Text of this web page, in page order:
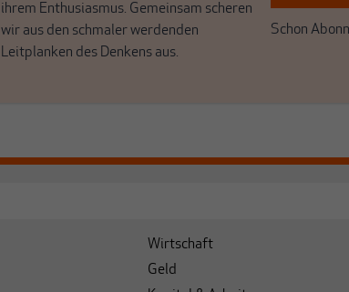
ihrem Enthusiasmus. Gemeinsam scheren
wir aus den schmaler werdenden
Leitplanken des Denkens aus.
Schon
Wirtschaft
Geld